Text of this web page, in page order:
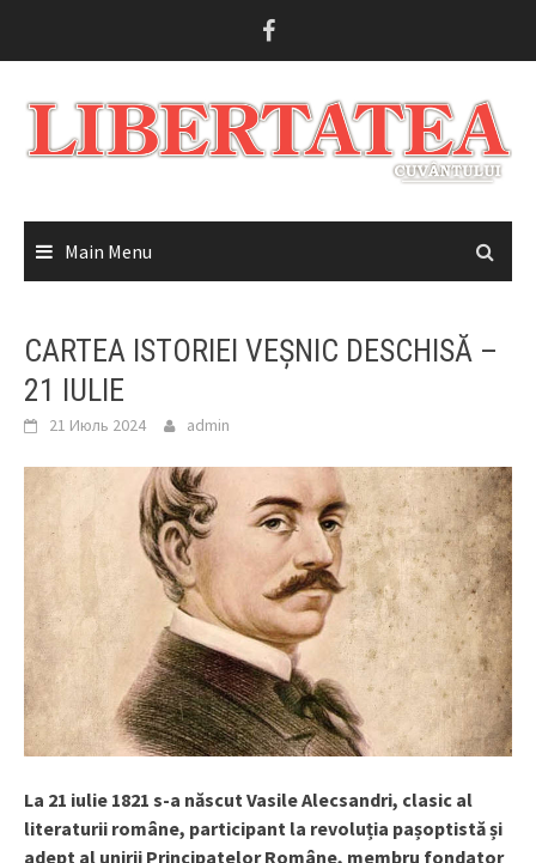
Main Menu
CARTEA ISTORIEI VEȘNIC DESCHISĂ –
21 IULIE
21 Июль 2024 admin
La 21 iulie 1821 s-a născut Vasile Alecsandri, clasic al
literaturii române, participant la revoluția pașoptistă și
adept al unirii Principatelor Române, membru fondator